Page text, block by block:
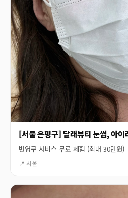
[서울 은평구] 달래뷰티 눈썹, 아이
반영구 서비스 무료 체험 (최대 30만원)
📍 서울